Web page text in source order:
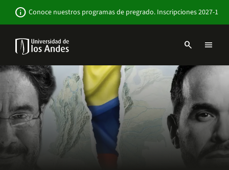
contenido
info Conoce nuestros programas de pregrado. Inscripciones 2027-1
Navbar
-
Sitio
Institucional
search menu